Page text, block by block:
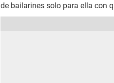
de bailarines solo para ella con